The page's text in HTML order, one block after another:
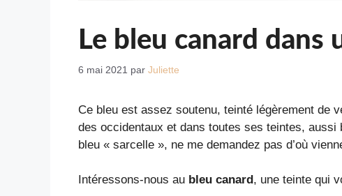
Le bleu canard dans
6 mai 2021 par Juliette
Ce bleu est assez soutenu, teinté légèrement de
des occidentaux et dans toutes ses teintes,
bleu « sarcelle », ne me demandez pas d’où
Intéressons-nous au bleu canard, une teinte qui